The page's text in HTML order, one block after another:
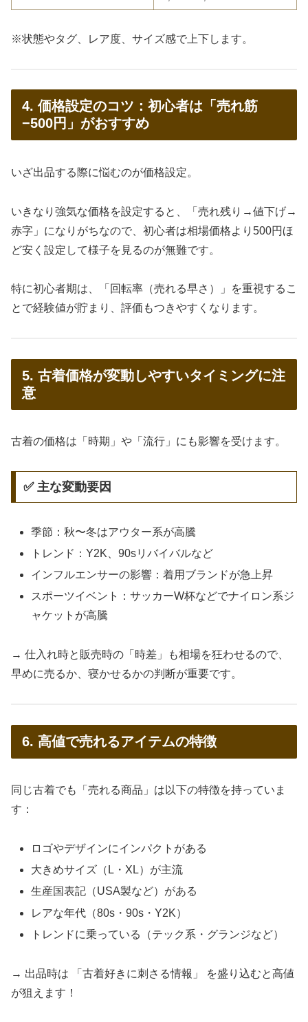
※状態やタグ、レア度、サイズ感で上下します。
4. 価格設定のコツ：初心者は「売れ筋
−500円」がおすすめ
いざ出品する際に悩むのが価格設定。
いきなり強気な価格を設定すると、「売れ残り→値下げ→
赤字」になりがちなので、初心者は相場価格より500円ほ
ど安く設定して様子を見るのが無難です。
特に初心者期は、「回転率（売れる早さ）」を重視するこ
とで経験値が貯まり、評価もつきやすくなります。
5. 古着価格が変動しやすいタイミングに注
意
古着の価格は「時期」や「流行」にも影響を受けます。
✅ 主な変動要因
季節：秋〜冬はアウター系が高騰
トレンド：Y2K、90sリバイバルなど
インフルエンサーの影響：着用ブランドが急上昇
スポーツイベント：サッカーW杯などでナイロン系ジ
ャケットが高騰
→ 仕入れ時と販売時の「時差」も相場を狂わせるので、
早めに売るか、寝かせるかの判断が重要です。
6. 高値で売れるアイテムの特徴
同じ古着でも「売れる商品」は以下の特徴を持っていま
す：
ロゴやデザインにインパクトがある
大きめサイズ（L・XL）が主流
生産国表記（USA製など）がある
レアな年代（80s・90s・Y2K）
トレンドに乗っている（テック系・グランジなど）
→ 出品時は 「古着好きに刺さる情報」 を盛り込むと高値
が狙えます！